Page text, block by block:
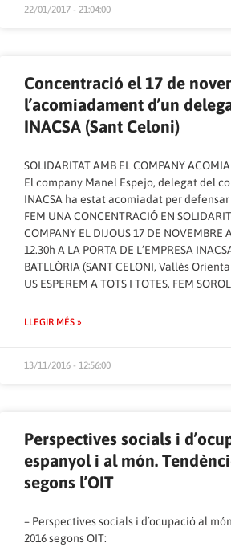
22/01/2017 - 21:04:00
Concentració el 17 de
l’acomiadament d’un
INACSA (Sant Celoni)
SOLIDARITAT AMB EL COMPANY
El company Manel Espejo, delegat del
INACSA ha estat acomiadat per
FEM UNA CONCENTRACIÓ EN
COMPANY EL DIJOUS 17 DE NOVEMBRE
12.30h A LA PORTA DE L’EMPRESA
BATLLÒRIA (SANT CELONI, Vallès
US ESPEREM A TOTS I TOTES, FEM
LLEGIR MÉS »
13/11/2016 - 12:56:00
Perspectives socials i
espanyol i al món.
segons l’OIT
– Perspectives socials i d´ocupació al
2016 segons OIT: